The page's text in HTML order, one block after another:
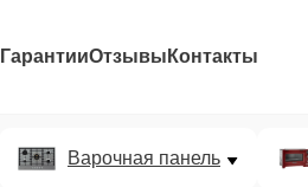
ГарантииОтзывы Контакты
Варочная панель